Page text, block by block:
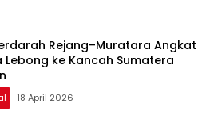
Rejang–Muratara Angkat
Lebong ke Kancah Sumatera
18 April 2026